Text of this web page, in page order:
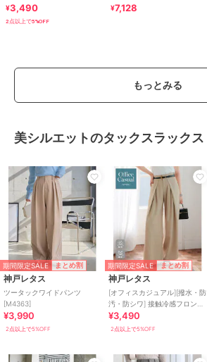
¥3,490
2点以上で5%OFF
ィスカジュアル/センタープレ
¥7,128
もっとみる
美シルエットのタックスラックス
期間限定SALE まとめ割
神戸レタス
ツータックワイドパンツ
[M4363]
¥3,990
2点以上で5%OFF
期間限定SALE まとめ割
神戸レタス
[オフィスカジュアル][撥水・防
汚・防シワ] 接触冷感フロント
タックワイドスラックス
[M4408]
¥3,490
2点以上で5%OFF